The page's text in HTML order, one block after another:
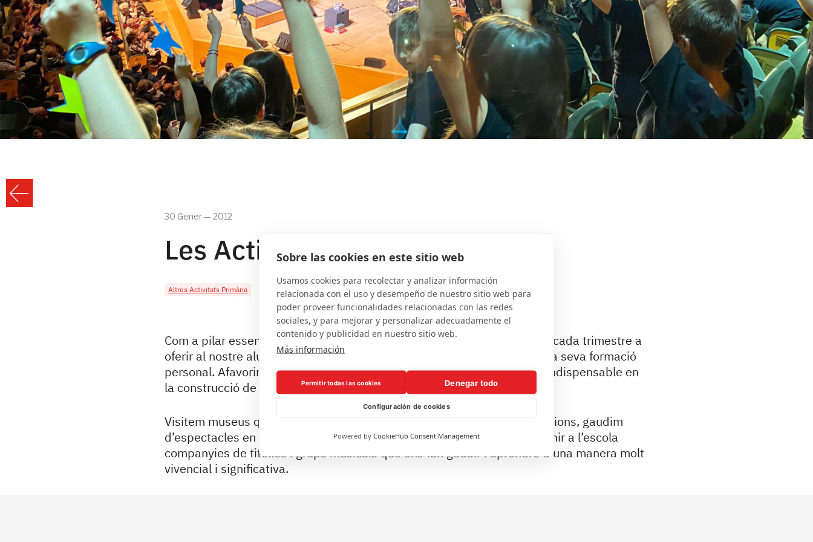
30 Gener — 2012
Les Activitats Culturals
Altres Activitats Primària
Com a pilar essencial del nostre projecte educatiu, dediquem moments cada trimestre a
oferir al nostre alumnat activitats culturals de qualitat que enriqueixen la seva formació
personal. Afavorint aquest tipus d’experiències, sumem cultura, factor indispensable en
la construcció de la personalitat, de la idea del món i del criteri propi.
Visitem museus que tenen propostes educatives d’alta qualitat, exposicions, gaudim
d’espectacles en llocs emblemàtics de la ciutat… També convidem a venir a l’escola
companyies de titelles i grups musicals que ens fan gaudir i aprendre d’una manera molt
vivencial i significativa.
Sobre las cookies en este sitio web
Usamos cookies para recolectar y analizar información
relacionada con el uso y desempeño de nuestro sitio web para
poder proveer funcionalidades relacionadas con las redes
sociales, y para mejorar y personalizar adecuadamente el
contenido y publicidad en nuestro sitio web.
Más información
Permitir todas las cookies Denegar todo
Configuración de cookies
Powered by CookieHub Consent Management